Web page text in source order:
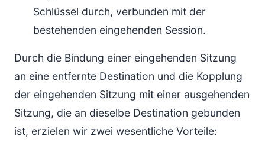
Schlüssel durch, verbunden mit der
bestehenden eingehenden Session.
Durch die Bindung einer eingehenden Sitzung
an eine entfernte Destination und die Kopplung
der eingehenden Sitzung mit einer ausgehenden
Sitzung, die an dieselbe Destination gebunden
ist, erzielen wir zwei wesentliche Vorteile: